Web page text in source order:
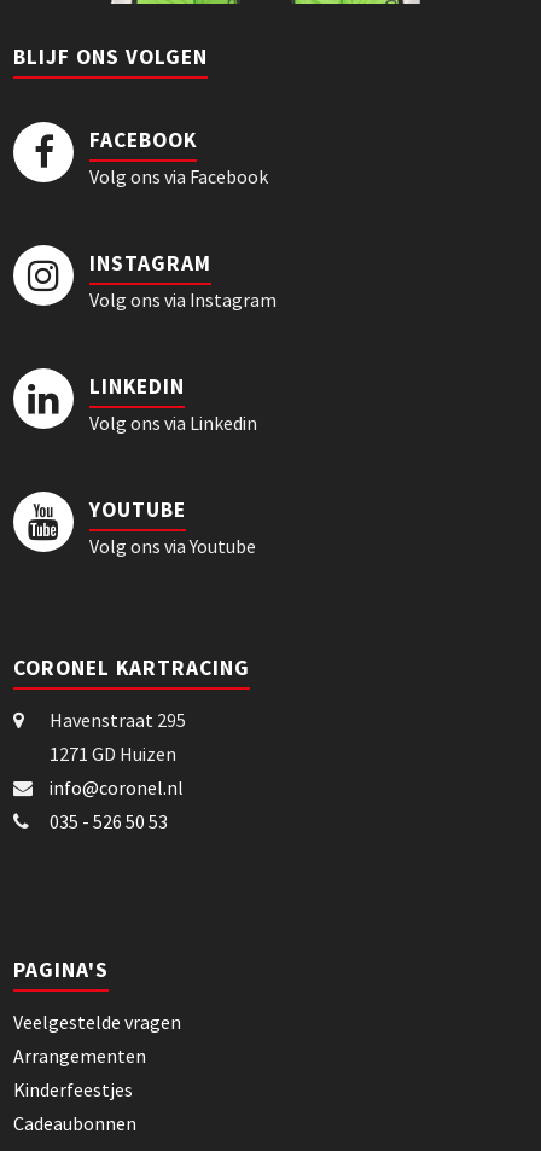
BLIJF ONS VOLGEN
FACEBOOK
Volg ons via Facebook
INSTAGRAM
Volg ons via Instagram
LINKEDIN
Volg ons via Linkedin
YOUTUBE
Volg ons via Youtube
CORONEL KARTRACING
Havenstraat 295
1271 GD Huizen
info@coronel.nl
035 - 526 50 53
PAGINA'S
Veelgestelde vragen
Arrangementen
Kinderfeestjes
Cadeaubonnen